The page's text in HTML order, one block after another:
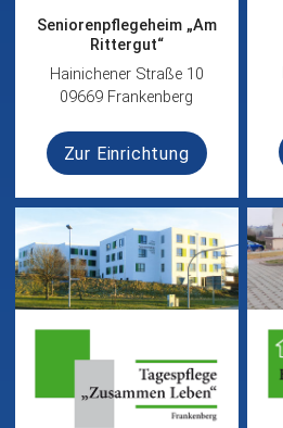
Seniorenpflegeheim „Am
Rittergut“
Hainichener Straße 10
09669 Frankenberg
Zur Einrichtung